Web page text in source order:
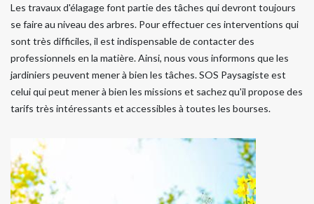
Les travaux d'élagage font partie des tâches qui devront toujours
se faire au niveau des arbres. Pour effectuer ces interventions qui
sont très difficiles, il est indispensable de contacter des
professionnels en la matière. Ainsi, nous vous informons que les
jardiniers peuvent mener à bien les tâches. SOS Paysagiste est
celui qui peut mener à bien les missions et sachez qu'il propose des
tarifs très intéressants et accessibles à toutes les bourses.